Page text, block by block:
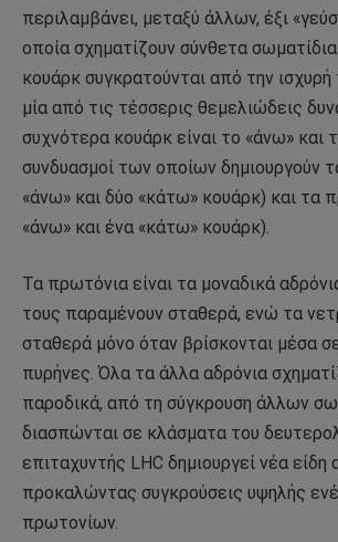
περιλαμβάνει, μεταξύ άλλων, έξι
οποία σχηματίζουν σύνθετα
κουάρκ συγκρατούνται από την ισχυρή
μία από τις τέσσερις θεμελιώδεις
συχνότερα κουάρκ είναι το «άνω» και
συνδυασμοί των οποίων δημιουργούν
«άνω» και δύο «κάτω» κουάρκ) και τα
«άνω» και ένα «κάτω» κουάρκ).
Τα πρωτόνια είναι τα μοναδικά
τους παραμένουν σταθερά, ενώ τα
σταθερά μόνο όταν βρίσκονται μέσα
πυρήνες. Όλα τα άλλα αδρόνια
παροδικά, από τη σύγκρουση άλλων
διασπώνται σε κλάσματα του
επιταχυντής LHC δημιουργεί νέα είδη
προκαλώντας συγκρούσεις υψηλής
πρωτονίων.